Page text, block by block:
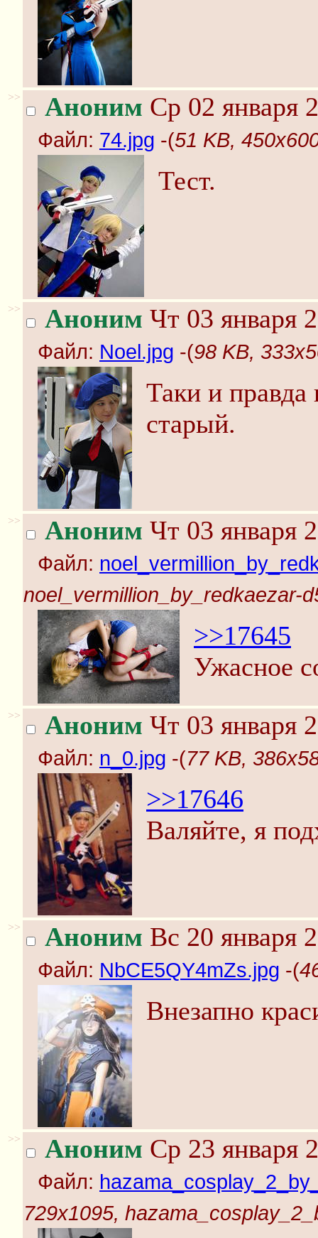
>> Аноним Ср 02 января
Файл: 74.jpg -(51 KB,
Тест.
>> Аноним Чт 03 января
Файл: Noel.jpg -(98 KB,
Таки и
старый.
>> Аноним Чт 03 января
Файл:
noel_vermillion_by_redkaezar-
>>17645
Ужасное
>> Аноним Чт 03 января
Файл: n_0.jpg -(77 KB,
>>17646
Валяйте, я
>> Аноним Вс 20 января
Файл: NbCE5QY4mZs.jpg -(
Внезапно
>> Аноним Ср 23 января
Файл:
729x1095,